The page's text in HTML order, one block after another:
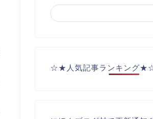
☆★人気記事ランキング